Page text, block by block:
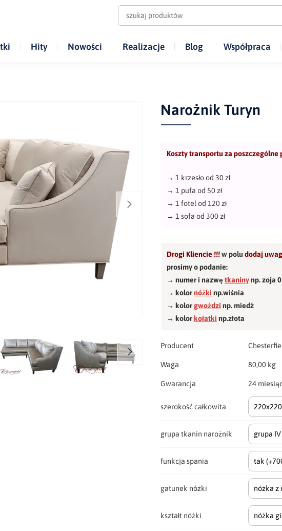
Hity Nowości Realizacje Blog Współpraca
Narożnik Turyn
Koszty transportu za poszczególne
→1 krzesło od 30 zł
→1 pufa od 50 zł
→ 1 fotel od 120 zł
→1 sofa od 300 zł
Drogi Kliencie !!!w poludodaj
prosimy o podanie:
→ numer i nazwętkaninynp. zoja
→ kolornóżkinp.wiśnia
→ kolorgwożdzi np. miedź
→ kolorkołatki np.złota
Producent
Waga 80,00 kg
Gwarancja 24
szerokość całkowita 220x220
grupa tkanin narożnik grupa
funkcja spania tak
gatunek nóżki nóżka z
kształt nóżki nóżka